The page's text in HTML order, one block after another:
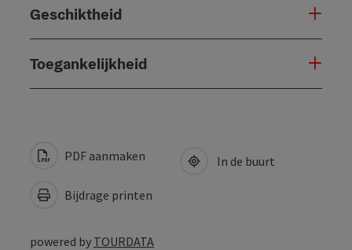
Geschiktheid
Toegankelijkheid
PDF aanmaken
Bijdrage printen
In de buurt
powered by TOURDATA